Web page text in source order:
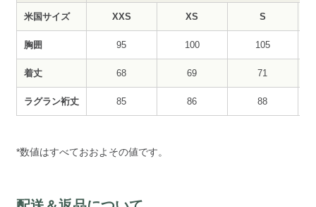
米国サイズ XXS XS S
胸囲 95 100 105
着丈 68 69 71
ラグラン裄丈 85 86 88
*数値はすべておおよその値です。